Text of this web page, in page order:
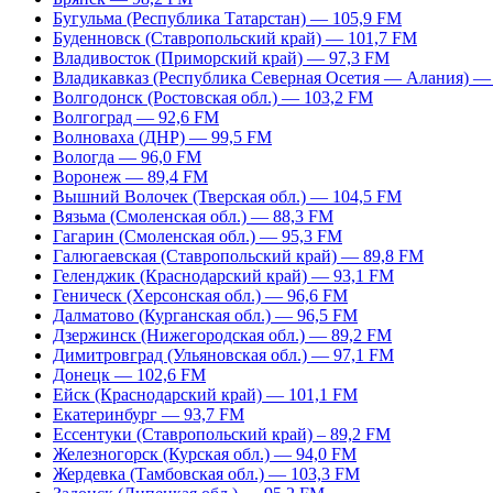
Бугульма (Республика Татарстан) — 105,9 FM
Буденновск (Ставропольский край) — 101,7 FM
Владивосток (Приморский край) — 97,3 FM
Владикавказ (Республика Северная Осетия — Алания)
Волгодонск (Ростовская обл.) — 103,2 FM
Волгоград — 92,6 FM
Волноваха (ДНР) — 99,5 FM
Вологда — 96,0 FM
Воронеж — 89,4 FM
Вышний Волочек (Тверская обл.) — 104,5 FM
Вязьма (Смоленская обл.) — 88,3 FM
Гагарин (Смоленская обл.) — 95,3 FM
Галюгаевская (Ставропольский край) — 89,8 FM
Геленджик (Краснодарский край) — 93,1 FM
Геническ (Херсонская обл.) — 96,6 FM
Далматово (Курганская обл.) — 96,5 FM
Дзержинск (Нижегородская обл.) — 89,2 FM
Димитровград (Ульяновская обл.) — 97,1 FM
Донецк — 102,6 FM
Ейск (Краснодарский край) — 101,1 FM
Екатеринбург — 93,7 FM
Ессентуки (Ставропольский край) – 89,2 FM
Железногорск (Курская обл.) — 94,0 FM
Жердевка (Тамбовская обл.) — 103,3 FM